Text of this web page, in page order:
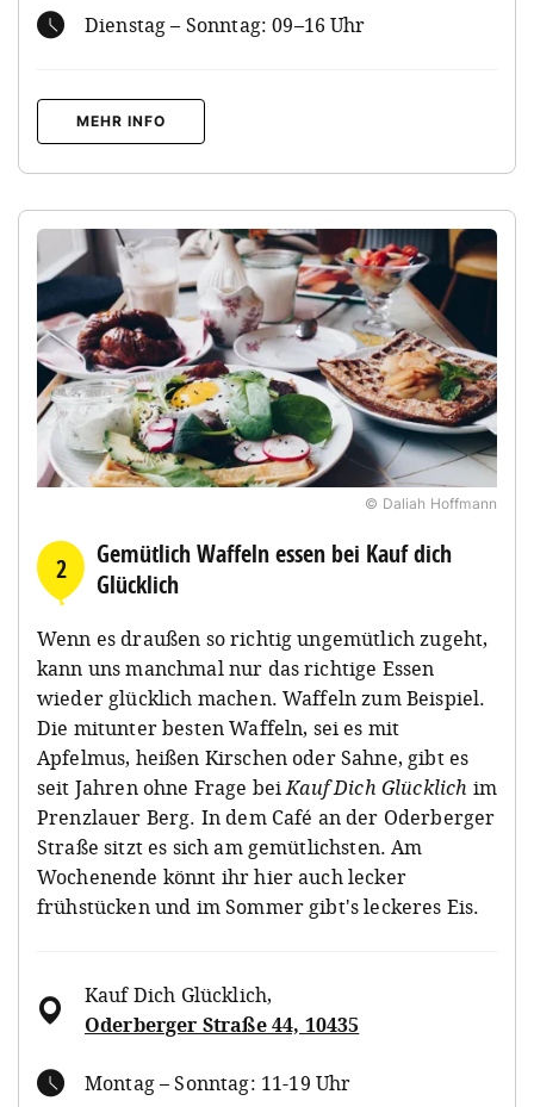
Dienstag – Sonntag: 09–16 Uhr
MEHR INFO
© Daliah Hoffmann
2
Gemütlich Waffeln essen bei Kauf dich
Glücklich
Wenn es draußen so richtig ungemütlich zugeht,
kann uns manchmal nur das richtige Essen
wieder glücklich machen. Waffeln zum Beispiel.
Die mitunter besten Waffeln, sei es mit
Apfelmus, heißen Kirschen oder Sahne, gibt es
seit Jahren ohne Frage beiKauf Dich Glücklich im
Prenzlauer Berg. In dem Café an der Oderberger
Straße sitzt es sich am gemütlichsten. Am
Wochenende könnt ihr hier auch lecker
frühstücken und im Sommer gibt's leckeres Eis.
Kauf Dich Glücklich,
Oderberger Straße 44, 10435
Montag – Sonntag: 11-19 Uhr